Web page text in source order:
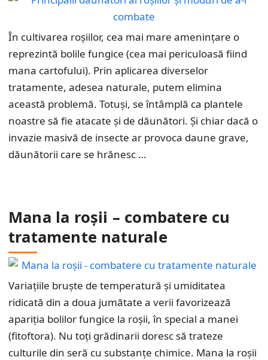
În cultivarea roșiilor, cea mai mare amenințare o
reprezintă bolile fungice (cea mai periculoasă fiind
mana cartofului). Prin aplicarea diverselor
tratamente, adesea naturale, putem elimina
această problemă. Totuși, se întâmplă ca plantele
noastre să fie atacate și de dăunători. Și chiar dacă o
invazie masivă de insecte ar provoca daune grave,
dăunătorii care se hrănesc …
Mana la roșii – combatere cu
tratamente naturale
Variațiile bruște de temperatură și umiditatea
ridicată din a doua jumătate a verii favorizează
apariția bolilor fungice la roșii, în special a manei
(fitoftora). Nu toți grădinarii doresc să trateze
culturile din seră cu substanțe chimice. Mana la roșii